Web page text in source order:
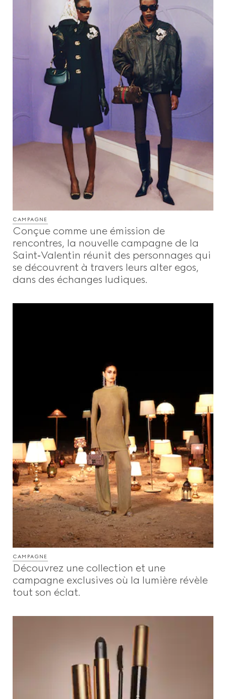
CAMPAGNE
Conçue comme une émission de
rencontres, la nouvelle campagne de la
Saint‑Valentin réunit des personnages qui
se découvrent à travers leurs alter egos,
dans des échanges ludiques.
CAMPAGNE
Découvrez une collection et une
campagne exclusives où la lumière révèle
tout son éclat.